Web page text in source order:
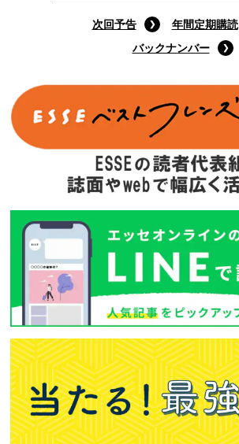
次回予告
年間定期購読
バックナンバー